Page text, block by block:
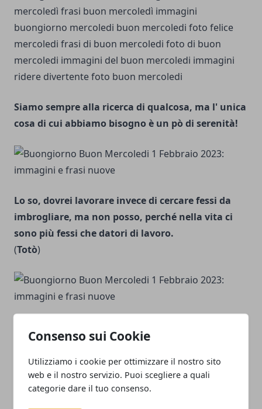
Consenso sui Cookie
Utilizziamo i cookie per ottimizzare il nostro sito
web e il nostro servizio. Puoi scegliere a quali
categorie dare il tuo consenso.
Siamo sempre alla ricerca di qualcosa, ma l' unica
cosa di cui abbiamo bisogno è un pò di serenità!
Lo so, dovrei lavorare invece di cercare fessi da
imbrogliare, ma non posso, perché nella vita ci
sono più fessi che datori di lavoro.
(Totò)
sono: emozioni, sentimenti e sensazioni!